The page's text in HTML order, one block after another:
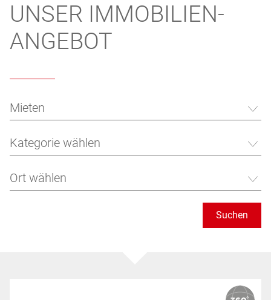
UNSER IMMOBILIEN­
ANGEBOT